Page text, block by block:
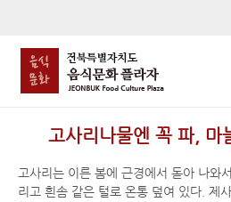
고사리나물엔 꼭 파, 마
고사리는 이른 봄에 근경에서 돋아 나와
리고 흰솜 같은 털로 온통 덮여 있다. 제